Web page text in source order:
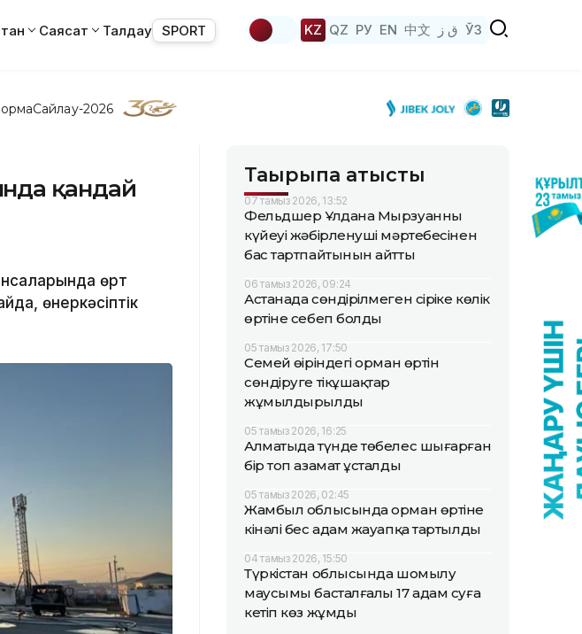
Саясат Талдау SPORT KZ QZ РУ EN 中文 ق ز ЎЗ
Сайлау-2026
қандай
өрт
өнеркәсіптік
Тақырыпқа қатысты
07 тамыз 2026, 13:52
Фельдшер Ұлдана Мырзуанның
күйеуі жәбірленуші мәртебесінен
бас тартпайтынын айтты
06 тамыз 2026, 09:24
Астанада сөндірілмеген сіріңке көлік
өртіне себеп болды
05 тамыз 2026, 17:50
Семей өңіріндегі орман өртін
сөндіруге тікұшақтар
жұмылдырылды
05 тамыз 2026, 16:25
Алматыда түнде төбелес шығарған
бір топ азамат ұсталды
05 тамыз 2026, 02:45
Жамбыл облысында орман өртіне
кінәлі бес адам жауапқа тартылды
04 тамыз 2026, 15:50
Түркістан облысында шомылу
маусымы басталғалы 17 адам суға
кетіп көз жұмды